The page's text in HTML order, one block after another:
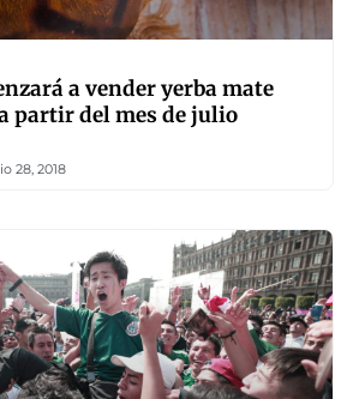
a vender yerba mate
partir del mes de julio
28, 2018